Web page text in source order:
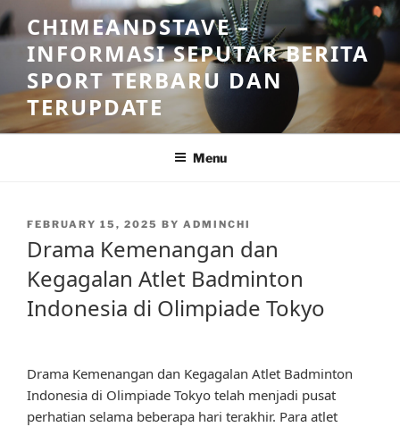
Skip
to
content
CHIMEANDSTAVE –
INFORMASI SEPUTAR BERITA
SPORT TERBARU DAN
TERUPDATE
Menu
POSTED
FEBRUARY 15, 2025 BY ADMINCHI
Drama Kemenangan dan
Kegagalan Atlet Badminton
Indonesia di Olimpiade Tokyo
Drama Kemenangan dan Kegagalan Atlet Badminton
Indonesia di Olimpiade Tokyo telah menjadi pusat
perhatian selama beberapa hari terakhir. Para atlet